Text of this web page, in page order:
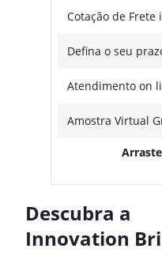
Cotação de Frete
Defina o seu
Atendimento on
Amostra Virtual
Descubra a
Innovation